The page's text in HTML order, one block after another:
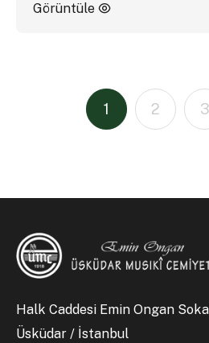
Görüntüle
1 2 3
Halk Caddesi Emin Ongan
Üsküdar / İstanbul